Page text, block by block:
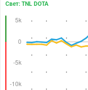
Свет: TNL DOTA